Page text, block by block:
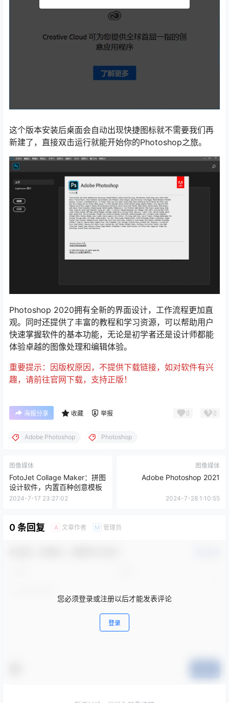
这个版本安装后桌面会自动出现快捷图标就不需要我们再
新建了，直接双击运行就能开始你的Photoshop之旅。
Photoshop 2020拥有全新的界面设计，工作流程更加直
观。同时还提供了丰富的教程和学习资源，可以帮助用户
快速掌握软件的基本功能，无论是初学者还是设计师都能
体验卓越的图像处理和编辑体验。
重要提示：因版权原因，不提供下载链接，如对软件有兴
趣，请前往官网下载，支持正版！
海报分享 收藏 举报 0 0
Adobe Photoshop Photoshop
图像媒体
FotoJet Collage Maker：拼图
设计软件，内置百种创意模板
2024-7-17 23:27:02
图像媒体
Adobe Photoshop 2021
2024-7-28 1:10:55
0 条回复 A 文章作者 M 管理员
您必须登录或注册以后才能发表评论
登录